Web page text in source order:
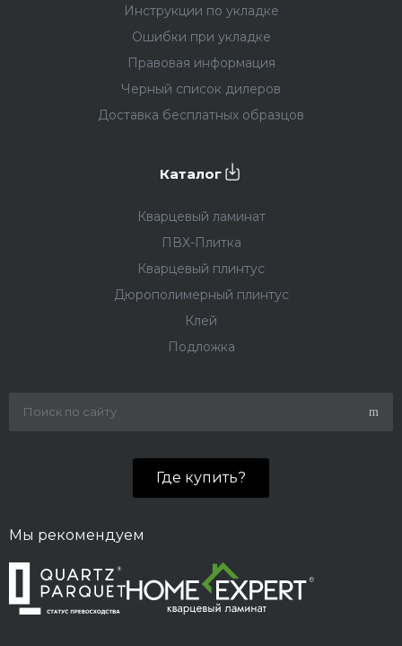
Инструкции по укладке
Ошибки при укладке
Правовая информация
Черный список дилеров
Доставка бесплатных образцов
Каталог
Кварцевый ламинат
ПВХ-Плитка
Кварцевый плинтус
Дюрополимерный плинтус
Клей
Подложка
Где купить?
Мы рекомендуем